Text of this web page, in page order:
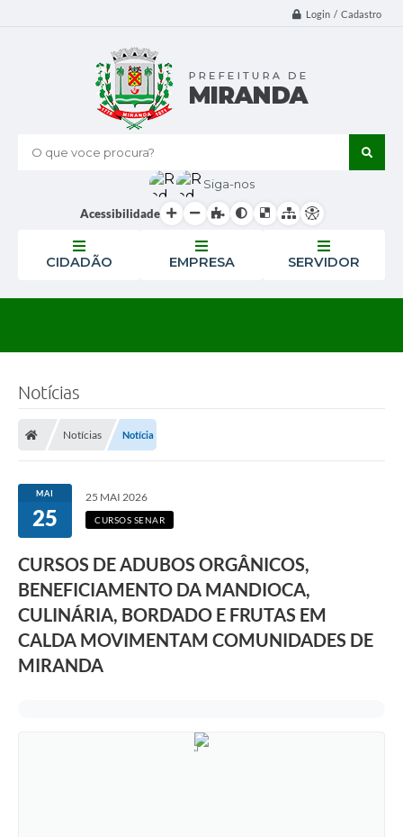
Login / Cadastro
O que voce procura?
Siga-nos
Acessibilidade
CIDADÃO EMPRESA SERVIDOR
Notícias
Notícias Notícia
MAI
25
25 MAI 2026
CURSOS SENAR
CURSOS DE ADUBOS ORGÂNICOS,
BENEFICIAMENTO DA MANDIOCA,
CULINÁRIA, BORDADO E FRUTAS EM
CALDA MOVIMENTAM COMUNIDADES DE
MIRANDA